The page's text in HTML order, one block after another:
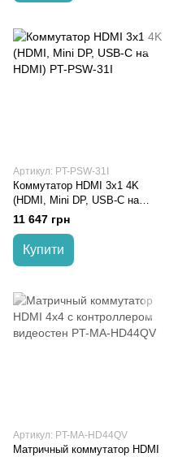
Артикул: PT-PSW-31I
Коммутатор HDMI 3x1 4K
(HDMI, Mini DP, USB-C на
HDMI) PT-PSW-31I
11 647 грн
Купити
Артикул: PT-MA-HD44QV
Матричный коммутатор HDMI